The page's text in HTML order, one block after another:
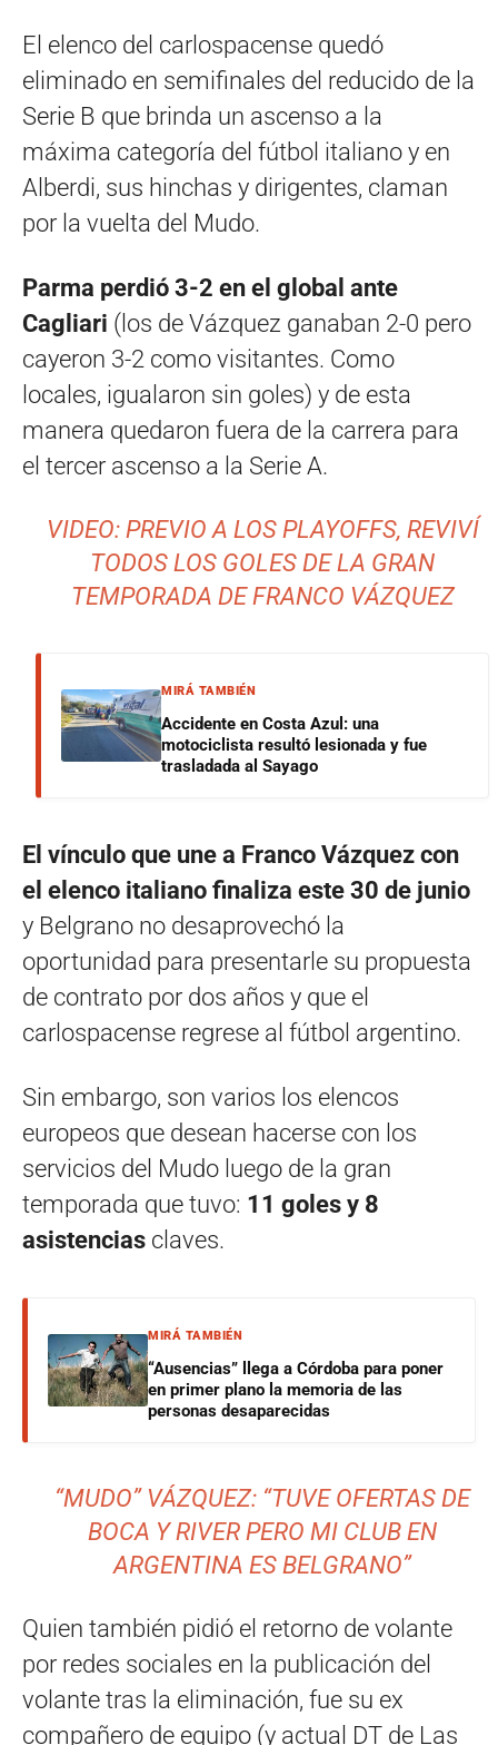
El elenco del carlospacense quedó
eliminado en semifinales del reducido de la
Serie B que brinda un ascenso a la
máxima categoría del fútbol italiano y en
Alberdi, sus hinchas y dirigentes, claman
por la vuelta del Mudo.
Parma perdió 3-2 en el global ante
Cagliari (los de Vázquez ganaban 2-0 pero
cayeron 3-2 como visitantes. Como
locales, igualaron sin goles) y de esta
manera quedaron fuera de la carrera para
el tercer ascenso a la Serie A.
VIDEO: PREVIO A LOS PLAYOFFS, REVIVÍ
TODOS LOS GOLES DE LA GRAN
TEMPORADA DE FRANCO VÁZQUEZ
MIRÁ TAMBIÉN
Accidente en Costa Azul: una
motociclista resultó lesionada y fue
trasladada al Sayago
El vínculo que une a Franco Vázquez con
el elenco italiano finaliza este 30 de junio
y Belgrano no desaprovechó la
oportunidad para presentarle su propuesta
de contrato por dos años y que el
carlospacense regrese al fútbol argentino.
Sin embargo, son varios los elencos
europeos que desean hacerse con los
servicios del Mudo luego de la gran
temporada que tuvo: 11 goles y 8
asistencias claves.
MIRÁ TAMBIÉN
“Ausencias” llega a Córdoba para poner
en primer plano la memoria de las
personas desaparecidas
“MUDO” VÁZQUEZ: “TUVE OFERTAS DE
BOCA Y RIVER PERO MI CLUB EN
ARGENTINA ES BELGRANO”
Quien también pidió el retorno de volante
por redes sociales en la publicación del
volante tras la eliminación, fue su ex
compañero de equipo (y actual DT de Las